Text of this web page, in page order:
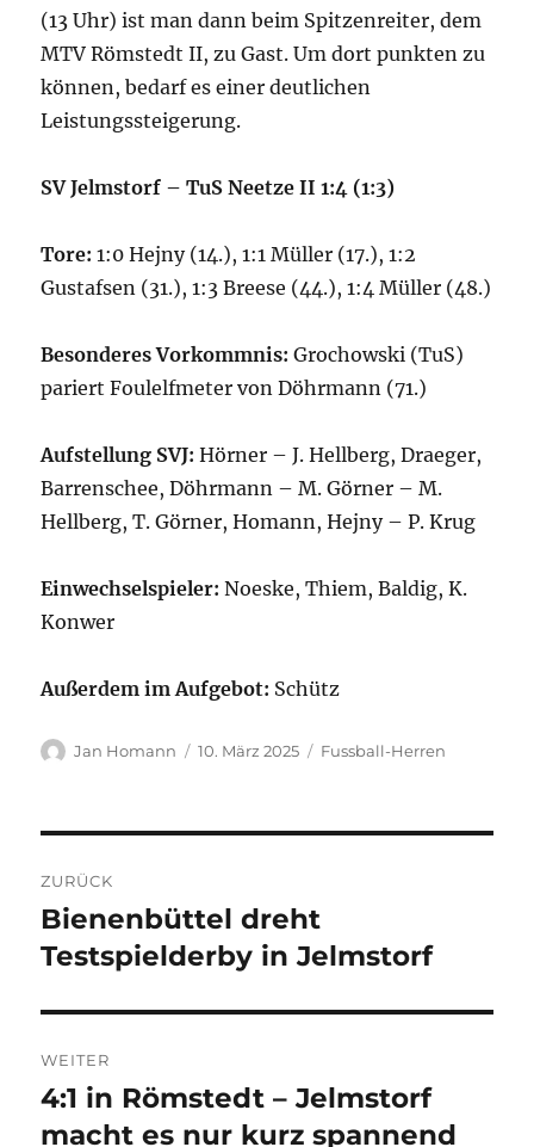
(13 Uhr) ist man dann beim Spitzenreiter, dem
MTV Römstedt II, zu Gast. Um dort punkten zu
können, bedarf es einer deutlichen
Leistungssteigerung.
SV Jelmstorf – TuS Neetze II 1:4 (1:3)
Tore: 1:0 Hejny (14.), 1:1 Müller (17.), 1:2
Gustafsen (31.), 1:3 Breese (44.), 1:4 Müller (48.)
Besonderes Vorkommnis: Grochowski (TuS)
pariert Foulelfmeter von Döhrmann (71.)
Aufstellung SVJ: Hörner – J. Hellberg, Draeger,
Barrenschee, Döhrmann – M. Görner – M.
Hellberg, T. Görner, Homann, Hejny – P. Krug
Einwechselspieler: Noeske, Thiem, Baldig, K.
Konwer
Außerdem im Aufgebot: Schütz
Autor
Jan Homann
Veröffentlicht
10. März 2025 Kategorien
Fussball-Herren
ZURÜCK
Vorheriger
Beitrag:
Bienenbüttel dreht
Testspielderby in Jelmstorf
WEITER
Nächster
Beitrag:
4:1 in Römstedt – Jelmstorf
macht es nur kurz spannend